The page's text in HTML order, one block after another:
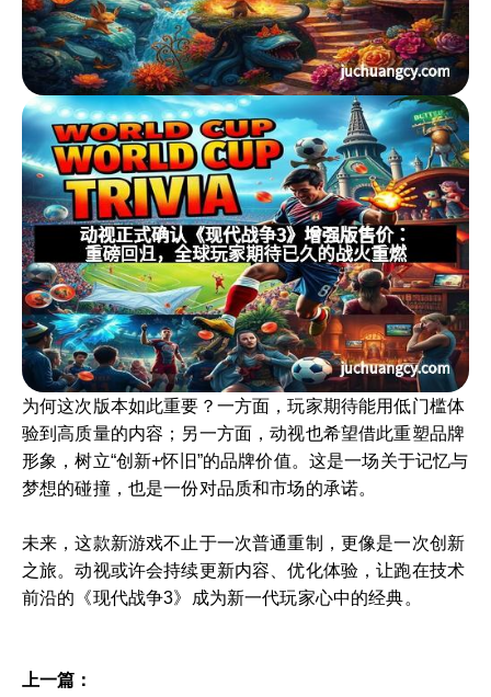
为何这次版本如此重要？一方面，玩家期待能用低门槛体
验到高质量的内容；另一方面，动视也希望借此重塑品牌
形象，树立“创新+怀旧”的品牌价值。这是一场关于记忆与
梦想的碰撞，也是一份对品质和市场的承诺。
未来，这款新游戏不止于一次普通重制，更像是一次创新
之旅。动视或许会持续更新内容、优化体验，让跑在技术
前沿的《现代战争3》成为新一代玩家心中的经典。
上一篇：